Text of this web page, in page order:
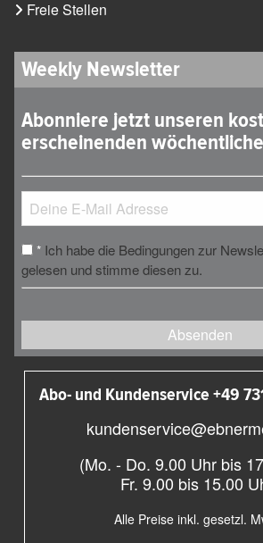
Freie Stellen
Weekly Newsletter
Abonniere jetzt unseren
erscheinenden
* Ich habe die Bedingungen zur
gelesen und stimme diesen zu.
Absenden
Abo- und Kundenservice +49
(Mo. - Do. 9.00 Uhr bis
Fr. 9.00 bis 15.00
Alle Preise inkl. gesetzl.